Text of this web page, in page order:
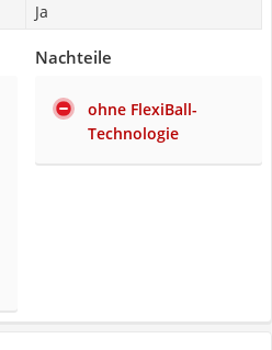
Ja
Nachteile
ohne FlexiBall-
Technologie